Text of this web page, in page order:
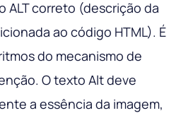
ALT correto (descrição da
ao código HTML). É
do mecanismo de
O texto Alt deve
a essência da imagem,